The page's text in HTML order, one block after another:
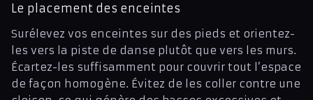
Le placement des enceintes
Surélevez vos enceintes sur des pieds et orientez-
les vers la piste de danse plutôt que vers les murs.
Écartez-les suffisamment pour couvrir tout l’espace
de façon homogène. Évitez de les coller contre une